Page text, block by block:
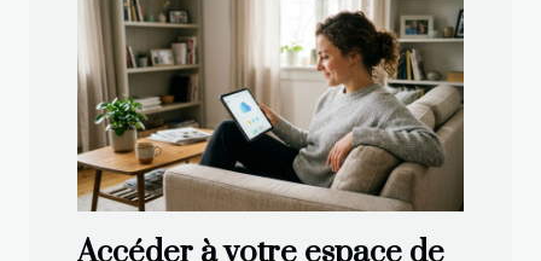
Accéder à votre espace de